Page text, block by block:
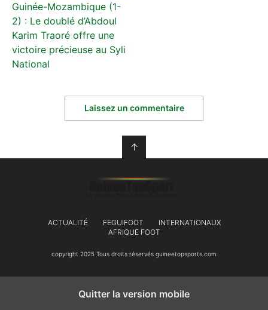
Guinée-Mozambique (1-
2) : Le doublé d’Abdoul
Karim Traoré offre une
victoire précieuse au Syli
National
Laissez un commentaire
↑
ACTUALITÉ FEGUIFOOT
INTERNATIONAUX
AFRIQUE FOOT
copyright 2025 Tous droits réservés guineetopsports.com
Quitter la version mobile